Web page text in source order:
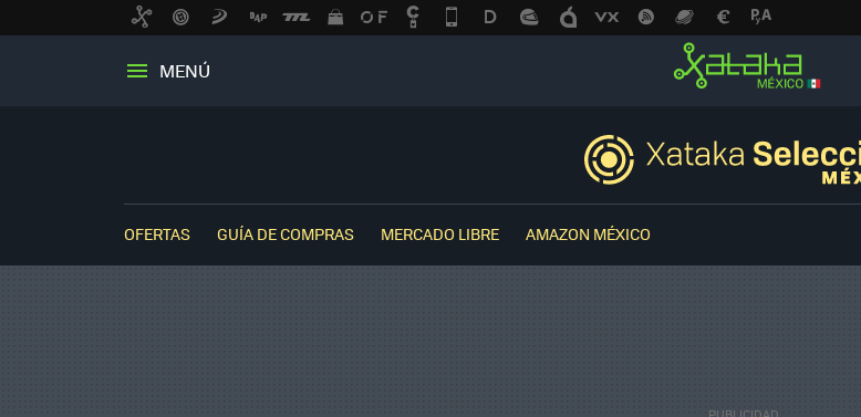
MENÚ
OFERTAS GUÍA DE COMPRAS MERCADO LIBRE AMAZON MÉXICO